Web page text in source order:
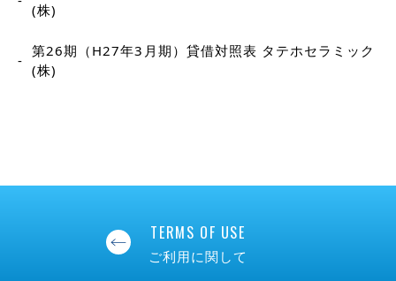
(株)
第26期（H27年3月期）貸借対照表 タテホセラミック
(株)
TERMS OF USE
ご利用に関して